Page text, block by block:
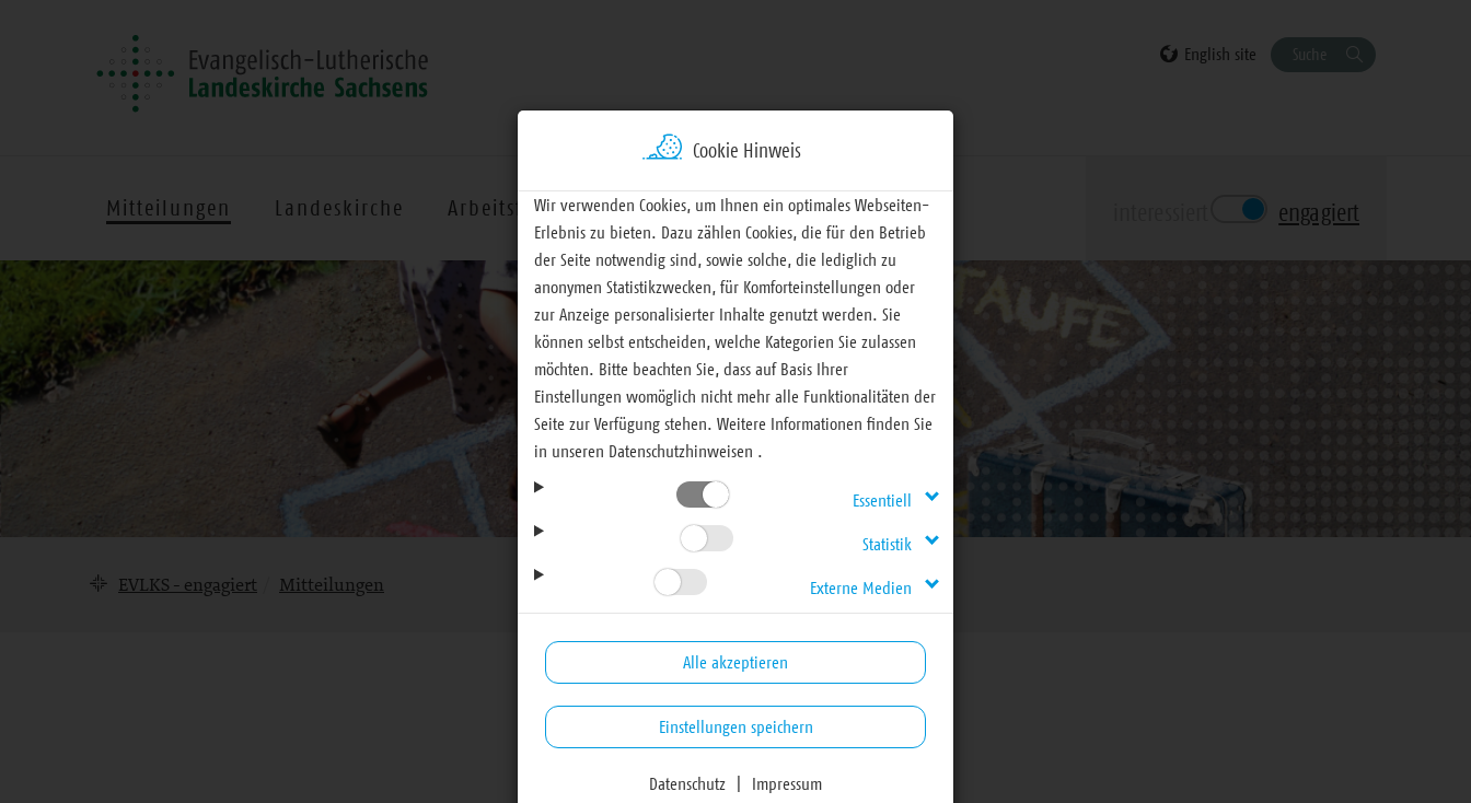
English site Suche
Mitteilungen Landeskirche Arbeitsfelder Termine Materialien engagiert
EVLKS - engagiert Mitteilungen
Mitteilungen
Cookie Hinweis
Wir verwenden Cookies, um Ihnen ein optimales Webseiten-
Erlebnis zu bieten. Dazu zählen Cookies, die für den Betrieb
der Seite notwendig sind, sowie solche, die lediglich zu
anonymen Statistikzwecken, für Komforteinstellungen oder
zur Anzeige personalisierter Inhalte genutzt werden. Sie
können selbst entscheiden, welche Kategorien Sie zulassen
möchten. Bitte beachten Sie, dass auf Basis Ihrer
Einstellungen womöglich nicht mehr alle Funktionalitäten der
Seite zur Verfügung stehen. Weitere Informationen finden Sie
in unseren Datenschutzhinweisen .
Essentiell
Statistik
Externe Medien
Alle akzeptieren
Einstellungen speichern
Datenschutz Impressum